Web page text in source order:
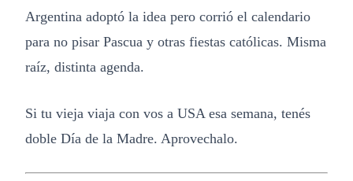
Argentina adoptó la idea pero corrió el calendario
para no pisar Pascua y otras fiestas católicas. Misma
raíz, distinta agenda.
Si tu vieja viaja con vos a USA esa semana, tenés
doble Día de la Madre. Aprovechalo.